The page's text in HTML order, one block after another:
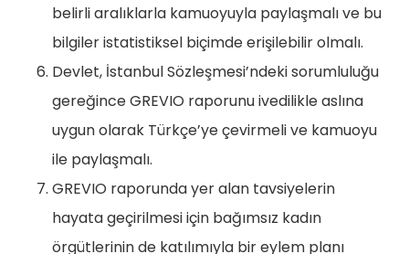
belirli aralıklarla kamuoyuyla paylaşmalı ve bu
bilgiler istatistiksel biçimde erişilebilir olmalı.
Devlet, İstanbul Sözleşmesi’ndeki sorumluluğu
gereğince GREVIO raporunu ivedilikle aslına
uygun olarak Türkçe’ye çevirmeli ve kamuoyu
ile paylaşmalı.
GREVIO raporunda yer alan tavsiyelerin
hayata geçirilmesi için bağımsız kadın
örgütlerinin de katılımıyla bir eylem planı